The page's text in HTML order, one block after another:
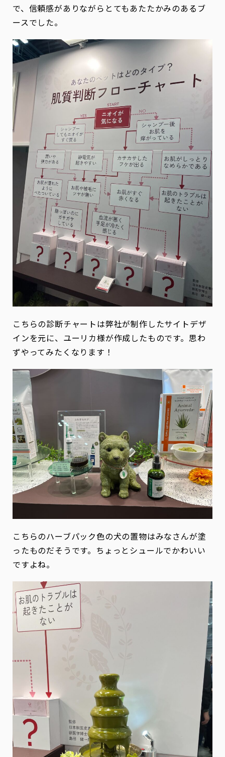
で、信頼感がありながらとてもあたたかみのあるブ
ースでした。
こちらの診断チャートは弊社が制作したサイトデザ
インを元に、ユーリカ様が作成したものです。思わ
ずやってみたくなります！
こちらのハーブパック色の犬の置物はみなさんが塗
ったものだそうです。ちょっとシュールでかわいい
ですよね。